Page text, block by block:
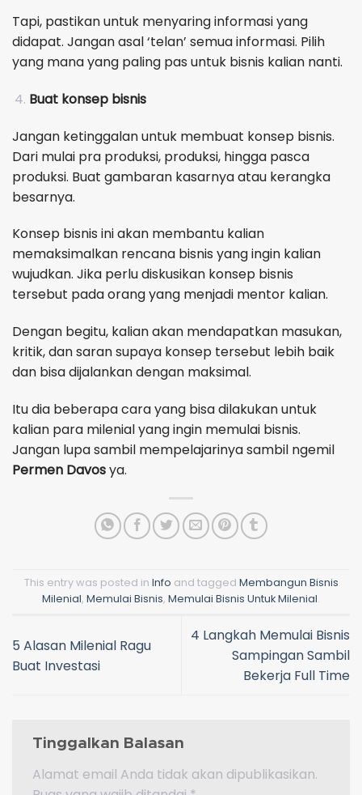
Tapi, pastikan untuk menyaring informasi yang
didapat. Jangan asal ‘telan’ semua informasi. Pilih
yang mana yang paling pas untuk bisnis kalian nanti.
Buat konsep bisnis
Jangan ketinggalan untuk membuat konsep bisnis.
Dari mulai pra produksi, produksi, hingga pasca
produksi. Buat gambaran kasarnya atau kerangka
besarnya.
Konsep bisnis ini akan membantu kalian
memaksimalkan rencana bisnis yang ingin kalian
wujudkan. Jika perlu diskusikan konsep bisnis
tersebut pada orang yang menjadi mentor kalian.
Dengan begitu, kalian akan mendapatkan masukan,
kritik, dan saran supaya konsep tersebut lebih baik
dan bisa dijalankan dengan maksimal.
Itu dia beberapa cara yang bisa dilakukan untuk
kalian para milenial yang ingin memulai bisnis.
Jangan lupa sambil mempelajarinya sambil ngemil
Permen Davosya.
This entry was posted in Info and tagged Membangun Bisnis
Milenial, Memulai Bisnis, Memulai Bisnis Untuk Milenial.
5 Alasan Milenial Ragu
Buat Investasi
4 Langkah Memulai Bisnis
Sampingan Sambil
Bekerja Full Time
Tinggalkan Balasan
Alamat email Anda tidak akan dipublikasikan.